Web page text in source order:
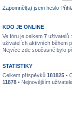
Zapomněl(a) jsem heslo
KDO JE ONLINE
Ve fóru je celkem 7 uživatelů
uživatelích aktivních během
Nejvíce zde současně bylo
STATISTIKY
Celkem příspěvků 181825 •
11878 • Nejnovějším